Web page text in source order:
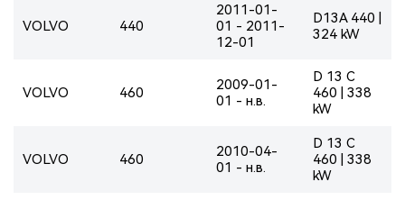
VOLVO 440
2011-01-
01 - 2011-
12-01
D13A 440 |
324 kW
VOLVO 460
2009-01-
01 - н.в.
D 13 C
460 | 338
kW
VOLVO 460
2010-04-
01 - н.в.
D 13 C
460 | 338
kW